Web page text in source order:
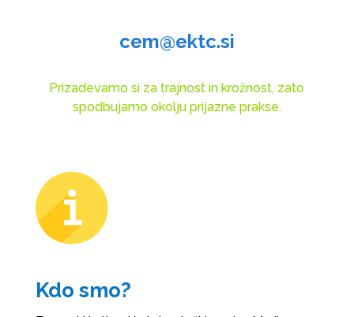
cem@ektc.si
Prizadevamo si za trajnost in krožnost, zato
spodbujamo okolju prijazne prakse.
Kdo smo?